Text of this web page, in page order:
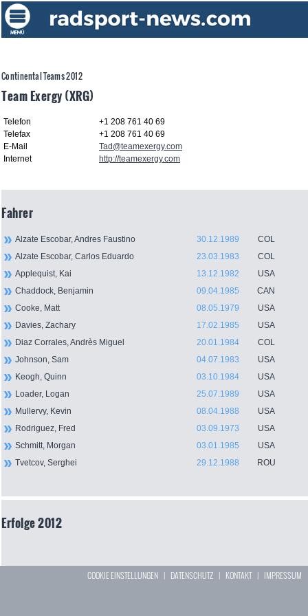
Continental Teams 2012
Team Exergy (XRG)
Telefon
+1 208 761 40 69
Telefax
+1 208 761 40 69
E-Mail
Tad@teamexergy.com
Internet
http://teamexergy.com
Fahrer
Alzate Escobar, Andres Faustino 30.12.1989
COL
Alzate Escobar, Carlos Eduardo
23.03.1983
COL
Applequist, Kai
13.12.1982
USA
Chaddock, Benjamin
09.04.1985
CAN
Cooke, Matt
08.05.1979
USA
Davies, Zachary
17.02.1985
USA
Diaz Corrales, Andrès Miguel
20.01.1984
COL
Johnson, Sam
04.07.1983
USA
Keogh, Quinn
03.10.1984
USA
Loader, Logan
25.07.1989
USA
Mullervy, Kevin
08.04.1988
USA
Rodriguez, Fred
03.09.1973
USA
Schmitt, Morgan
03.01.1985
USA
Tvetcov, Serghei
29.12.1988 ROU
Erfolge 2012
COOKIE EINSTELLUNGEN | DATENSCHUTZ | KONTAKT| IMPRESSUM